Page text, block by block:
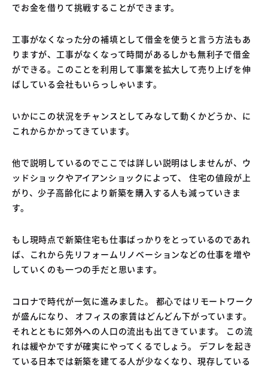
でお金を借りて挑戦することができます。
工事がなくなった分の補填として借金を使うと言う方法もあ
りますが、工事がなくなって時間があるしかも無利子で借金
ができる。このことを利用して事業を拡大して売り上げを伸
ばしている会社もいらっしゃいます。
いかにこの状況をチャンスとしてみなして動くかどうか、に
これからかかってきています。
他で説明しているのでここでは詳しい説明はしませんが、ウ
ッドショックやアイアンショックによって、 住宅の値段が上
がり、少子高齢化により新築を購入する人も減っていきま
す。
もし現時点で新築住宅も仕事ばっかりをとっているのであれ
ば、これから先リフォームリノベーションなどの仕事を増や
していくのも一つの手だと思います。
コロナで時代が一気に進みました。 都心ではリモートワーク
が盛んになり、 オフィスの家賃はどんどん下がっています。
それとともに郊外への人口の流出も出てきています。 この流
れは緩やかですが確実にやってくるでしょう。 デフレを起き
ている日本では新築を建てる人が少なくなり、現存している